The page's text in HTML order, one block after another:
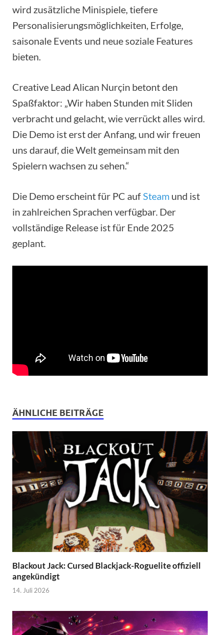
wird zusätzliche Minispiele, tiefere
Personalisierungsmöglichkeiten, Erfolge,
saisonale Events und neue soziale Features
bieten.
Creative Lead Alican Nurçin betont den
Spaßfaktor: „Wir haben Stunden mit Sliden
verbracht und gelacht, wie verrückt alles wird.
Die Demo ist erst der Anfang, und wir freuen
uns darauf, die Welt gemeinsam mit den
Spielern wachsen zu sehen.“
Die Demo erscheint für PC aufSteam und ist
in zahlreichen Sprachen verfügbar. Der
vollständige Release ist für Ende 2025
geplant.
ÄHNLICHE BEITRÄGE
Blackout Jack: Cursed Blackjack-Roguelite offiziell
angekündigt
14. Juli 2026